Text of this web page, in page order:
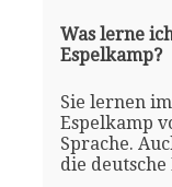
Was lerne
Espelkamp?
Sie lernen
Espelkamp
Sprache.
die